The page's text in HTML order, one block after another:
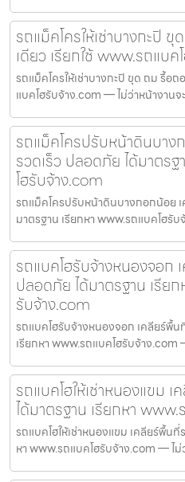
รถแม็คโครให้เช่าบางกะปิ
เดียว เรียกใช้ www.รถแบ
รถแม็คโครให้เช่าบางกะปิ ขุด ถม รื้อถ
แบคโฮรับจ้าง.com — ไม่ว่าหน้างาน
รถแม็คโครปรับหน้าดินบา
รวดเร็ว ปลอดภัย ได้มาตร
โฮรับจ้าง.com
รถแม็คโครปรับหน้าดินบางกอกน้อย
มาตรฐาน เรียกหา www.รถแบคโฮรั
รถแบคโฮรับจ้างหนองจอก
ปลอดภัย ได้มาตรฐาน เรีย
รับจ้าง.com
รถแบคโฮรับจ้างหนองจอก เคลียร์พื้
เรียกหา www.รถแบคโฮรับจ้าง
รถแบคโฮให้เช่าหนองแขม
ได้มาตรฐาน เรียกหา
รถแบคโฮให้เช่าหนองแขม เคลียร์พื้น
หา www.รถแบคโฮรับจ้าง.com — ไ